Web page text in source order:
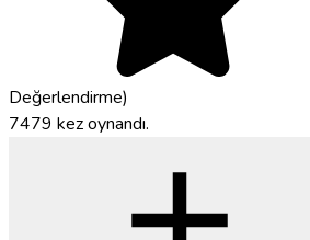
Değerlendirme)
7479 kez oynandı.